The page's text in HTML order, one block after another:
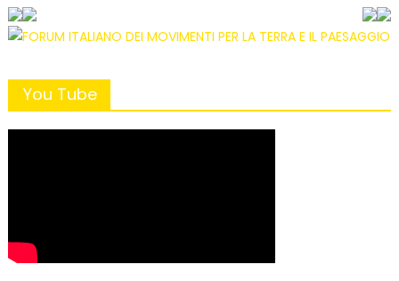
You Tube